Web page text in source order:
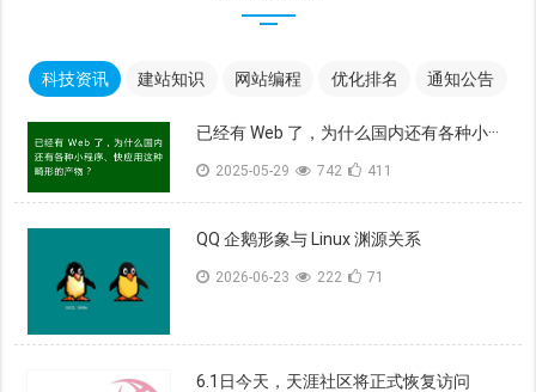
科技资讯 建站知识 网站编程 优化排名 通知公告
已经有 Web 了，为什么国内还有各种小···
2025-05-29 742 411
QQ 企鹅形象与 Linux 渊源关系
2026-06-23 222 71
6.1日今天，天涯社区将正式恢复访问